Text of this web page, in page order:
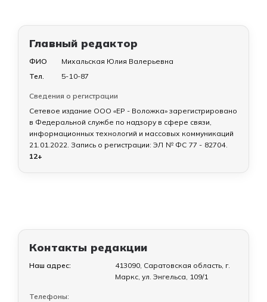
Главный редактор
ФИО
Михальская Юлия Валерьевна
Тел.
5-10-87
Сведения о регистрации
Сетевое издание ООО «ЕР - Воложка» зарегистрировано
в Федеральной службе по надзору в сфере связи,
информационных технологий и массовых коммуникаций
21.01.2022 . Запись о регистрации: ЭЛ № ФС 77 - 82704.
12+
Контакты редакции
Наш адрес:
413090, Саратовская область, г.
Маркс, ул. Энгельса, 109/1
Телефоны: